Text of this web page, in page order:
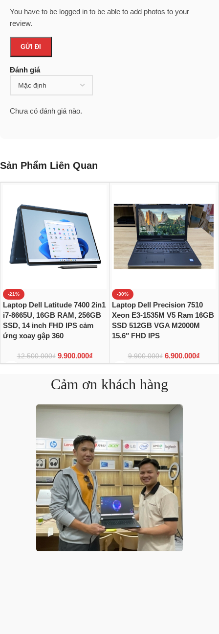
Đánh giá
Chưa có đánh giá nào.
You have to be logged in to be able to add photos to your
review.
Sản Phẩm Liên Quan
-21%
Laptop Dell Latitude 7400 2in1
i7-8665U, 16GB RAM, 256GB
SSD, 14 inch FHD IPS cảm
ứng xoay gập 360
12.500.000₫ 9.900.000₫
-30%
Laptop Dell Precision 7510
Xeon E3-1535M V5 Ram 16GB
SSD 512GB VGA M2000M
15.6″ FHD IPS
9.900.000₫ 6.900.000₫
Cảm ơn khách hàng